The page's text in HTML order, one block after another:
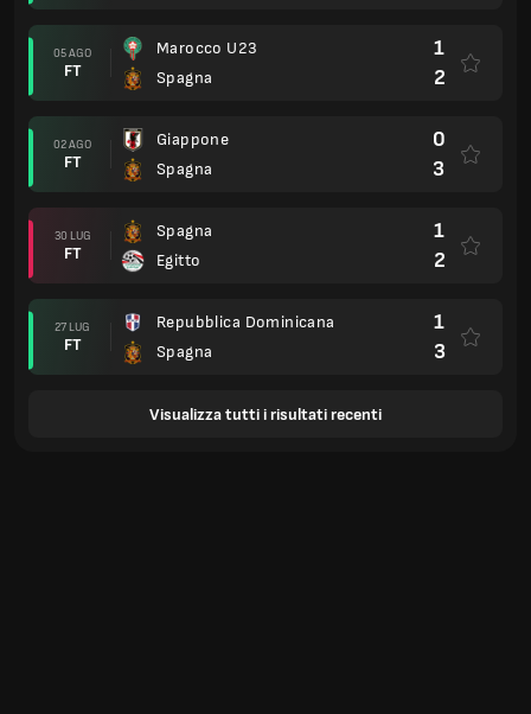
05 AGO
FT
Marocco U23
Spagna
1
2
02 AGO
FT
Giappone
Spagna
0
3
30 LUG
FT
Spagna
Egitto
1
2
27 LUG
FT
Repubblica Dominicana
Spagna
1
3
Visualizza tutti i risultati recenti